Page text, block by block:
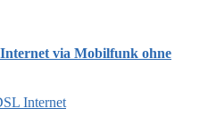
via Mobilfunk ohne